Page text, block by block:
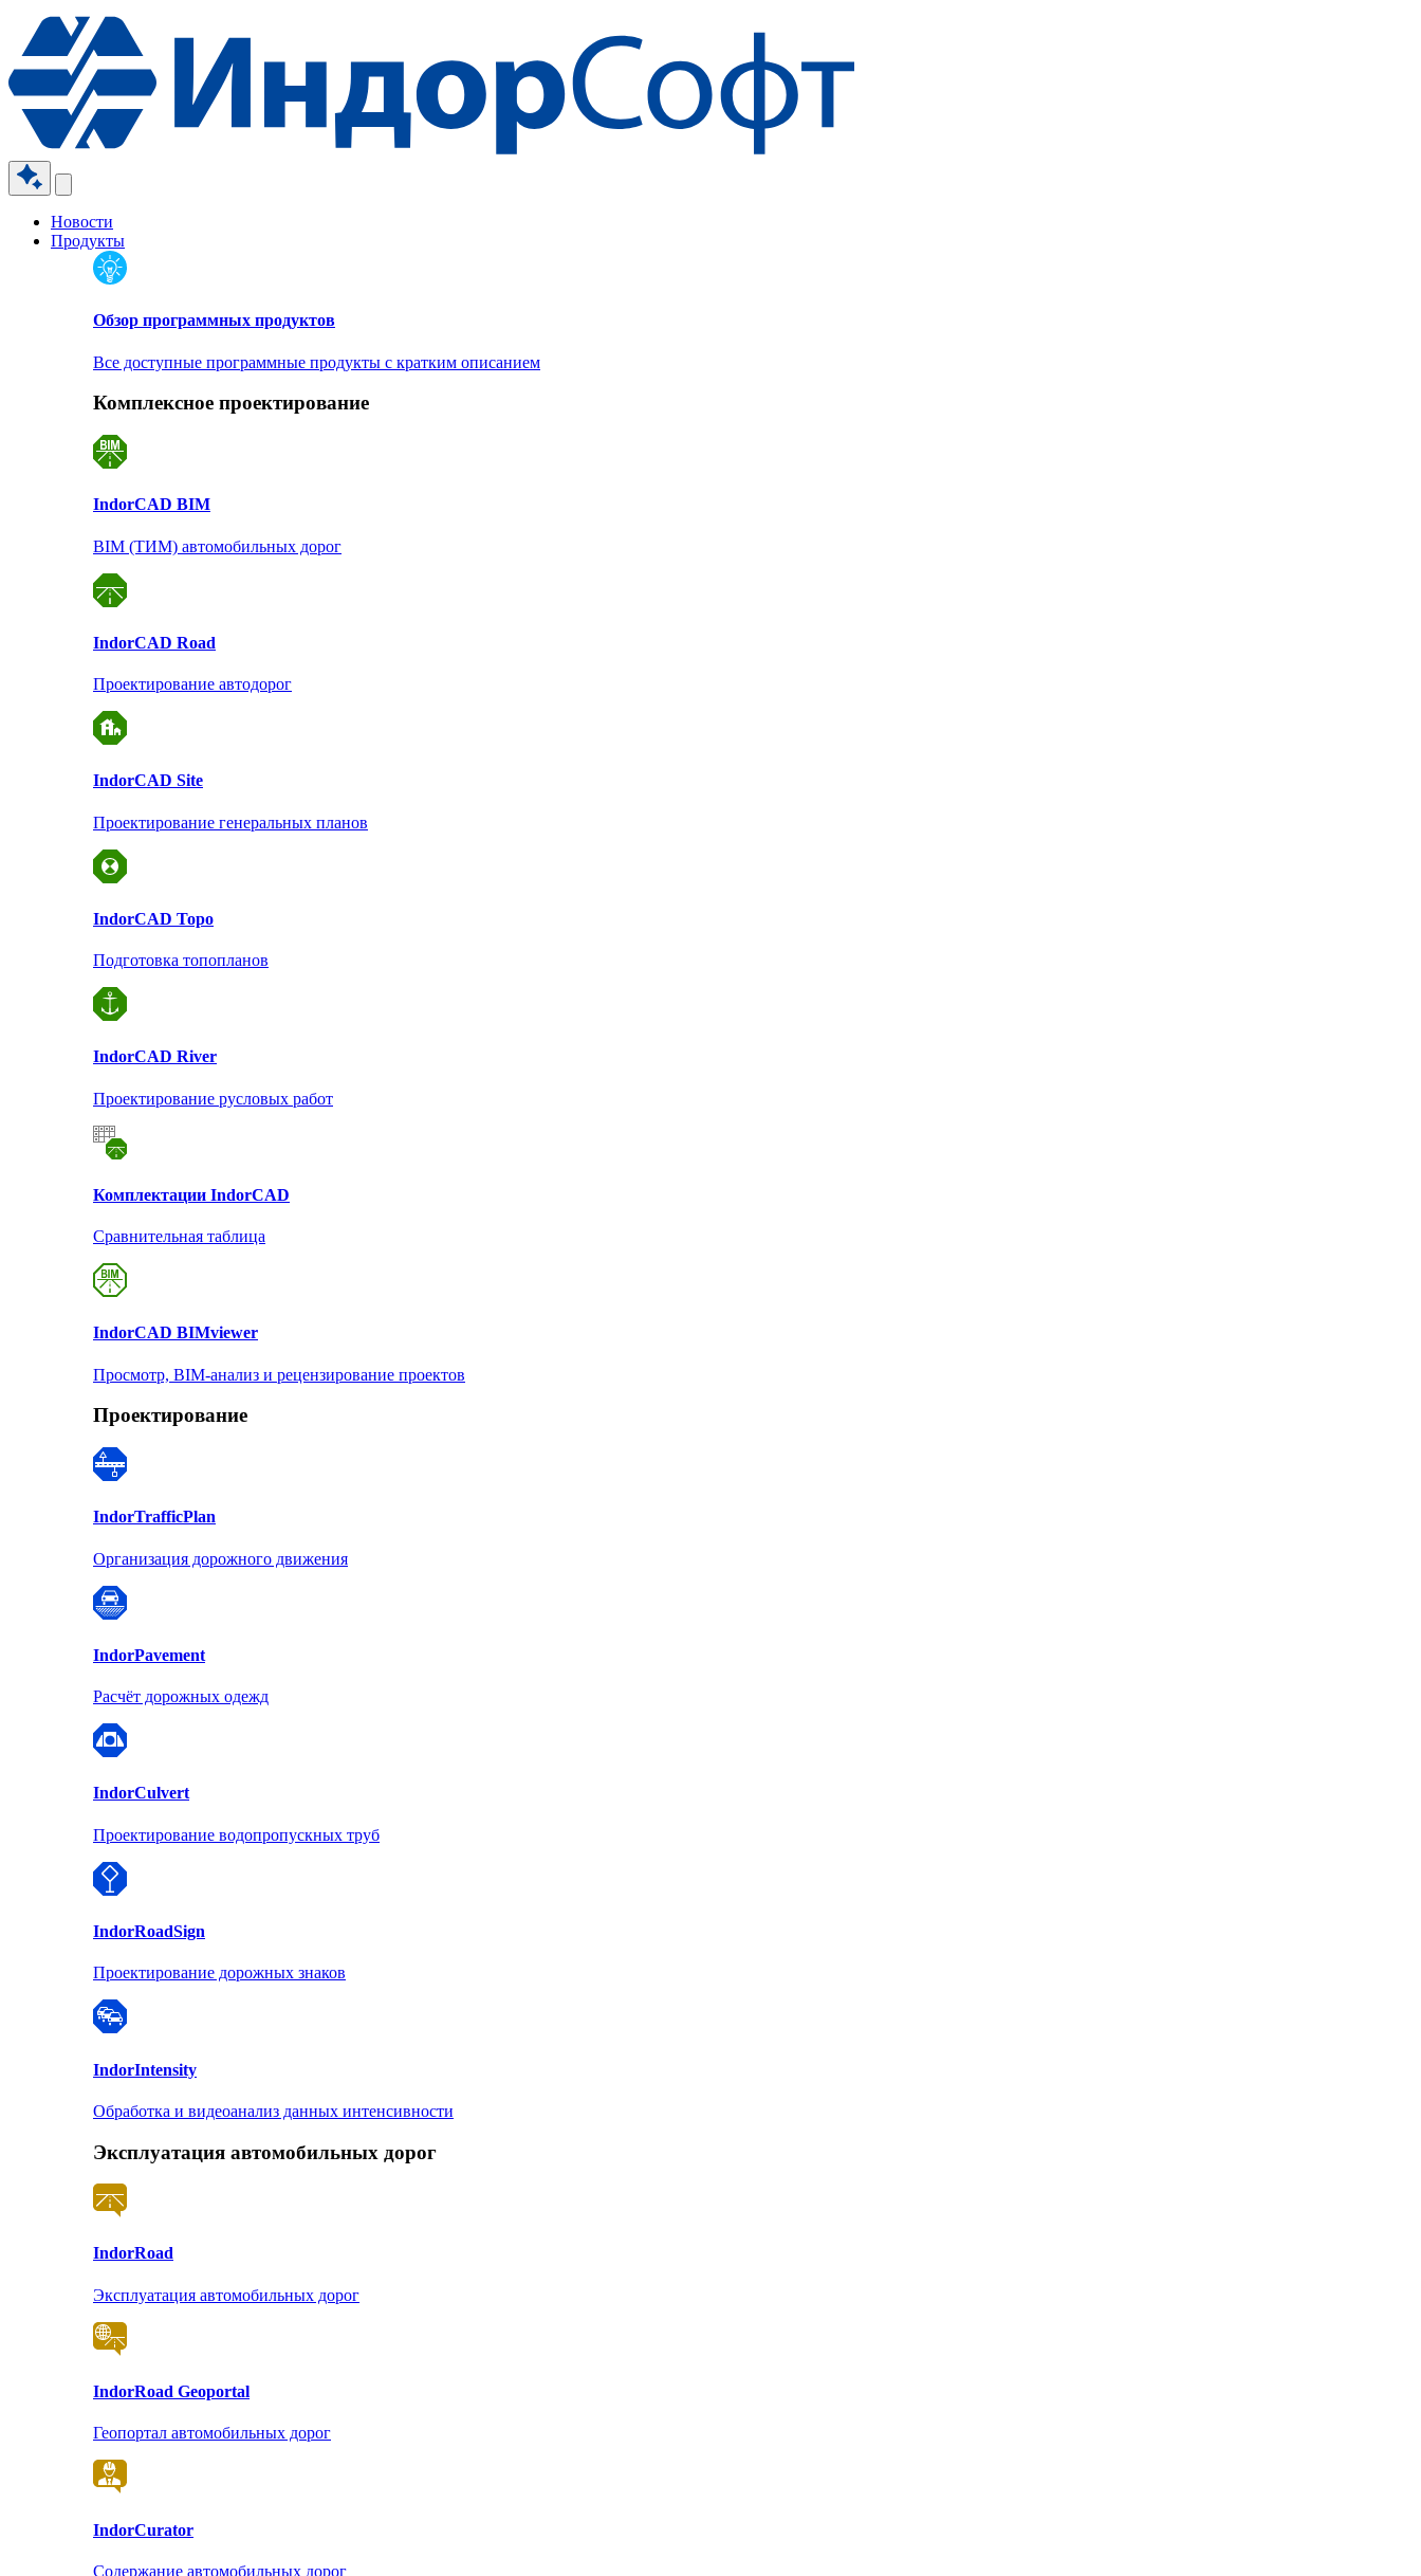
Новости
Продукты
Обзор программных продуктов
Все доступные программные продукты с кратким описанием
Комплексное проектирование
IndorCAD BIM
BIM (ТИМ) автомобильных дорог
IndorCAD Road
Проектирование автодорог
IndorCAD Site
Проектирование генеральных планов
IndorCAD Topo
Подготовка топопланов
IndorCAD River
Проектирование русловых работ
Комплектации IndorCAD
Сравнительная таблица
IndorCAD BIMviewer
Просмотр, BIM-анализ и рецензирование проектов
Проектирование
IndorTrafficPlan
Организация дорожного движения
IndorPavement
Расчёт дорожных одежд
IndorCulvert
Проектирование водопропускных труб
IndorRoadSign
Проектирование дорожных знаков
IndorIntensity
Обработка и видеоанализ данных интенсивности
Эксплуатация автомобильных дорог
IndorRoad
Эксплуатация автомобильных дорог
IndorRoad Geoportal
Геопортал автомобильных дорог
IndorCurator
Содержание автомобильных дорог